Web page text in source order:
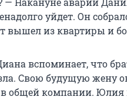
уйдет. Он
вышел из квартиры и
вспоминает, что
Свою будущую жену
общей компании. Юлия